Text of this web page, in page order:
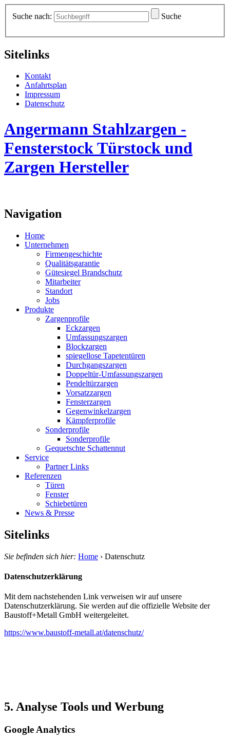
Suche nach: Suche
Sitelinks
Kontakt
Anfahrtsplan
Impressum
Datenschutz
Angermann Stahlzargen -
Fensterstock Türstock und
Zargen Hersteller
Navigation
Home
Unternehmen
Firmengeschichte
Qualitätsgarantie
Gütesiegel Brandschutz
Mitarbeiter
Standort
Jobs
Produkte
Zargenprofile
Eckzargen
Umfassungszargen
Blockzargen
spiegellose Tapetentüren
Durchgangszargen
Doppeltür-Umfassungszargen
Pendeltürzargen
Vorsatzzargen
Fensterzargen
Gegenwinkelzargen
Kämpferprofile
Sonderprofile
Sonderprofile
Gequetschte Schattennut
Service
Partner Links
Referenzen
Türen
Fenster
Schiebetüren
News & Presse
Sitelinks
Sie befinden sich hier: Home › Datenschutz
Datenschutzerklärung
Mit dem nachstehenden Link verweisen wir auf unsere
Datenschutzerklärung. Sie werden auf die offizielle Website der
Baustoff+Metall GmbH weitergeleitet.
https://www.baustoff-metall.at/datenschutz/
5. Analyse Tools und Werbung
Google Analytics